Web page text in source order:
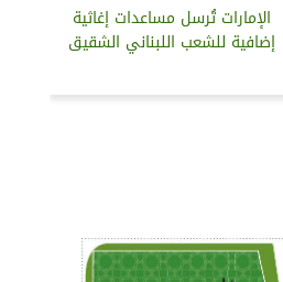
الإمارات تُرسل مساعدات إغاثية
إضافية للشعب اللبناني الشقيق